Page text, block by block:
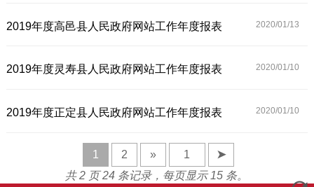
2020/01/13
2019年度高邑县人民政府网站工作年度报表
2020/01/10
2019年度灵寿县人民政府网站工作年度报表
2020/01/10
2019年度正定县人民政府网站工作年度报表
1 2 »
➤
共 2 页 24 条记录，每页显示 15 条。